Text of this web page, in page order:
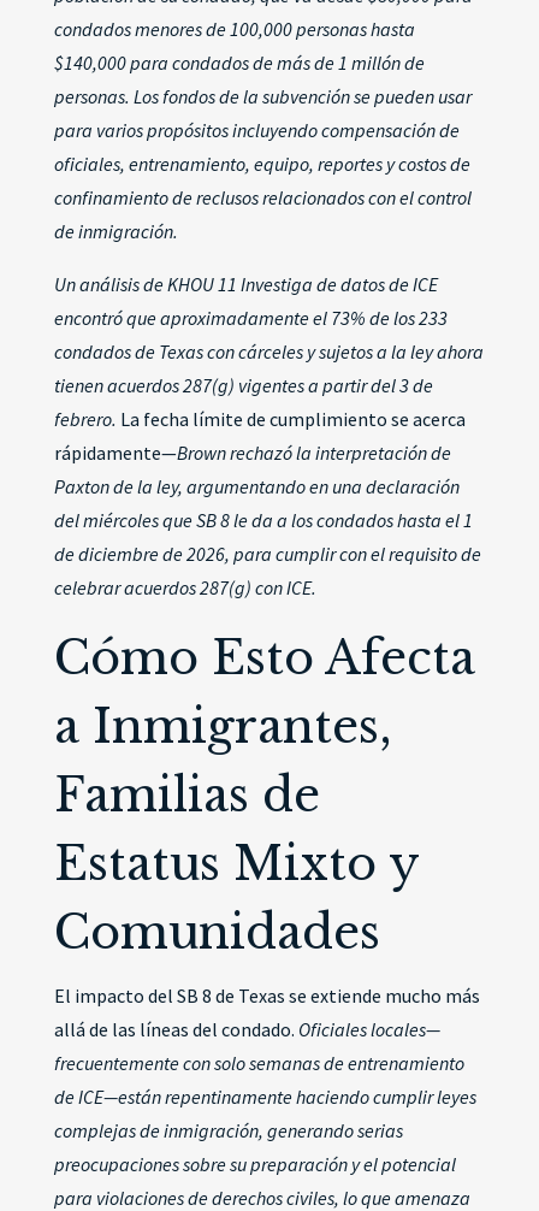
condados menores de 100,000 personas hasta
$140,000 para condados de más de 1 millón de
personas. Los fondos de la subvención se pueden usar
para varios propósitos incluyendo compensación de
oficiales, entrenamiento, equipo, reportes y costos de
confinamiento de reclusos relacionados con el control
de inmigración.
Un análisis de KHOU 11 Investiga de datos de ICE
encontró que aproximadamente el 73% de los 233
condados de Texas con cárceles y sujetos a la ley ahora
tienen acuerdos 287(g) vigentes a partir del 3 de
febrero. La fecha límite de cumplimiento se acerca
rápidamente—Brown rechazó la interpretación de
Paxton de la ley, argumentando en una declaración
del miércoles que SB 8 le da a los condados hasta el 1
de diciembre de 2026, para cumplir con el requisito de
celebrar acuerdos 287(g) con ICE.
Cómo Esto Afecta
a Inmigrantes,
Familias de
Estatus Mixto y
Comunidades
El impacto del SB 8 de Texas se extiende mucho más
allá de las líneas del condado. Oficiales locales—
frecuentemente con solo semanas de entrenamiento
de ICE—están repentinamente haciendo cumplir leyes
complejas de inmigración, generando serias
preocupaciones sobre su preparación y el potencial
para violaciones de derechos civiles, lo que amenaza